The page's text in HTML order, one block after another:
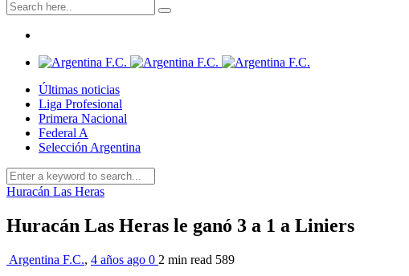
Últimas noticias
Liga Profesional
Primera Nacional
Federal A
Selección Argentina
Huracán Las Heras
Huracán Las Heras le ganó 3 a 1 a Liniers
Argentina F.C., 4 años ago 0 2 min read 589